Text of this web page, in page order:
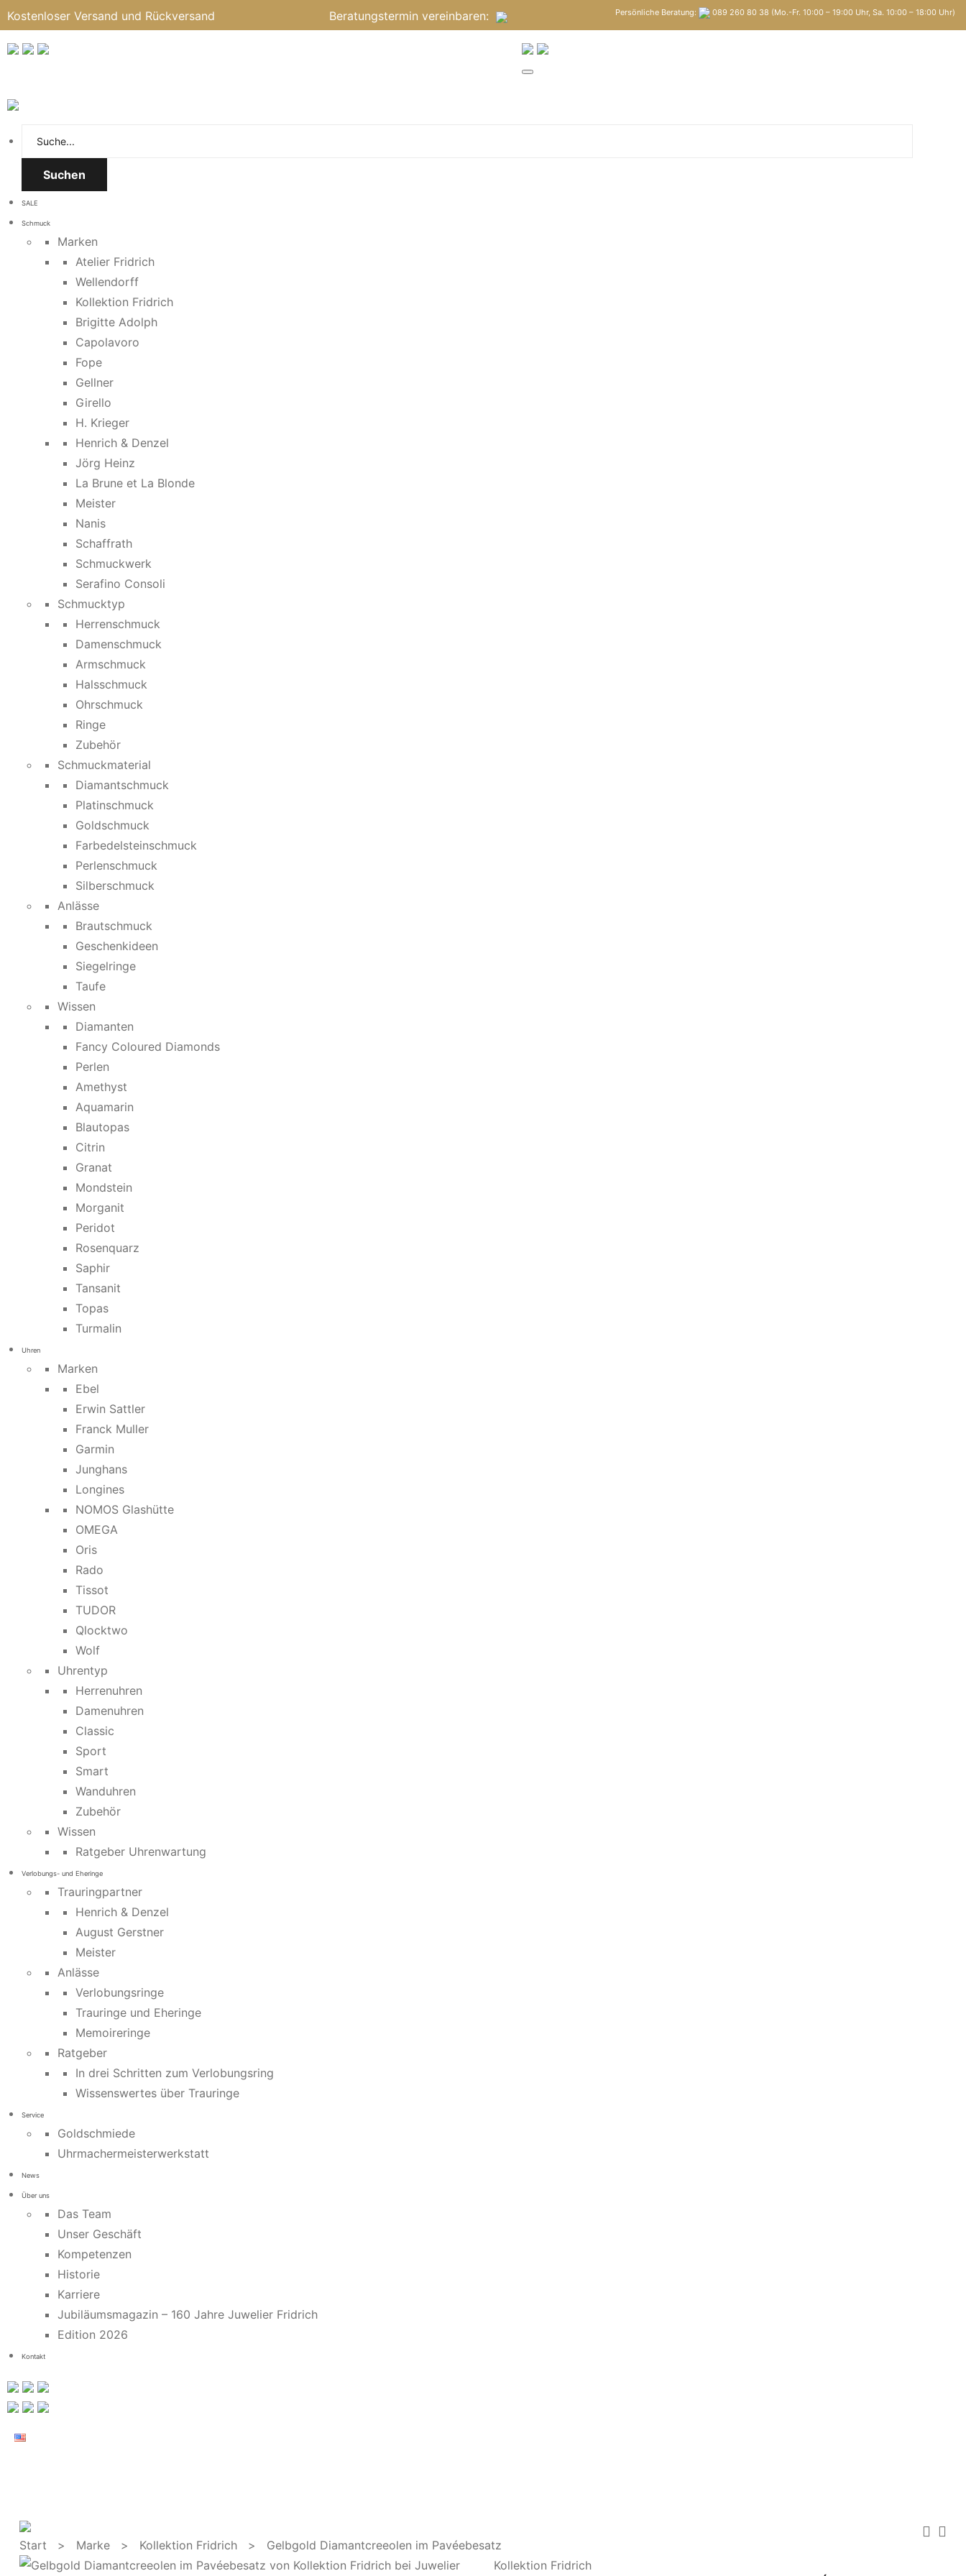
Kostenloser Versand und Rückversand Beratungstermin vereinbaren: Persönliche Beratung: 089 260 80 38 (Mo.-Fr. 10:00 – 19:00 Uhr, Sa. 10:00 – 18:00 Uhr)
Suchen
SALE
Schmuck
Marken
Atelier Fridrich
Wellendorff
Kollektion Fridrich
Brigitte Adolph
Capolavoro
Fope
Gellner
Girello
H. Krieger
Henrich & Denzel
Jörg Heinz
La Brune et La Blonde
Meister
Nanis
Schaffrath
Schmuckwerk
Serafino Consoli
Schmucktyp
Herrenschmuck
Damenschmuck
Armschmuck
Halsschmuck
Ohrschmuck
Ringe
Zubehör
Schmuckmaterial
Diamantschmuck
Platinschmuck
Goldschmuck
Farbedelsteinschmuck
Perlenschmuck
Silberschmuck
Anlässe
Brautschmuck
Geschenkideen
Siegelringe
Taufe
Wissen
Diamanten
Fancy Coloured Diamonds
Perlen
Amethyst
Aquamarin
Blautopas
Citrin
Granat
Mondstein
Morganit
Peridot
Rosenquarz
Saphir
Tansanit
Topas
Turmalin
Uhren
Marken
Ebel
Erwin Sattler
Franck Muller
Garmin
Junghans
Longines
NOMOS Glashütte
OMEGA
Oris
Rado
Tissot
TUDOR
Qlocktwo
Wolf
Uhrentyp
Herrenuhren
Damenuhren
Classic
Sport
Smart
Wanduhren
Zubehör
Wissen
Ratgeber Uhrenwartung
Verlobungs- und Eheringe
Trauringpartner
Henrich & Denzel
August Gerstner
Meister
Anlässe
Verlobungsringe
Trauringe und Eheringe
Memoireringe
Ratgeber
In drei Schritten zum Verlobungsring
Wissenswertes über Trauringe
Service
Goldschmiede
Uhrmachermeisterwerkstatt
News
Über uns
Das Team
Unser Geschäft
Kompetenzen
Historie
Karriere
Jubiläumsmagazin – 160 Jahre Juwelier Fridrich
Edition 2026
Kontakt
Start > Marke> Kollektion Fridrich> Gelbgold Diamantcreeolen im Pavéebesatz
Kollektion Fridrich